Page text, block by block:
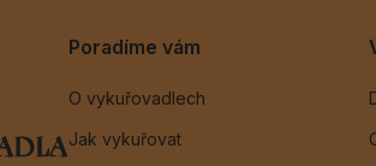
Poradíme vám
O vykuřovadlech
Jak vykuřovat